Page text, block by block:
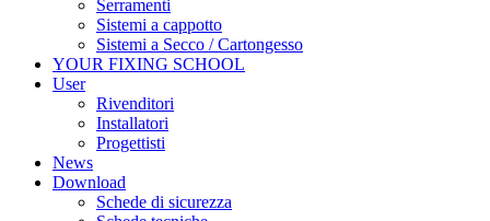
Serramenti
Sistemi a cappotto
Sistemi a Secco / Cartongesso
YOUR FIXING SCHOOL
User
Rivenditori
Installatori
Progettisti
News
Download
Schede di sicurezza